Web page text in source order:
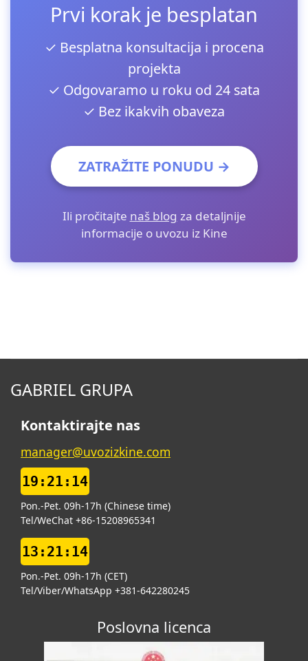
Prvi korak je besplatan
✓ Besplatna konsultacija i procena
projekta
✓ Odgovaramo u roku od 24 sata
✓ Bez ikakvih obaveza
ZATRAŽITE PONUDU →
Ili pročitajte naš blog za detaljnije
informacije o uvozu iz Kine
GABRIEL GRUPA
Kontaktirajte nas
manager@uvozizkine.com
19:21:15
Pon.-Pet. 09h-17h (Chinese time)
Tel/WeChat +86-15208965341
13:21:15
Pon.-Pet. 09h-17h (CET)
Tel/Viber/WhatsApp +381-642280245
Poslovna licenca